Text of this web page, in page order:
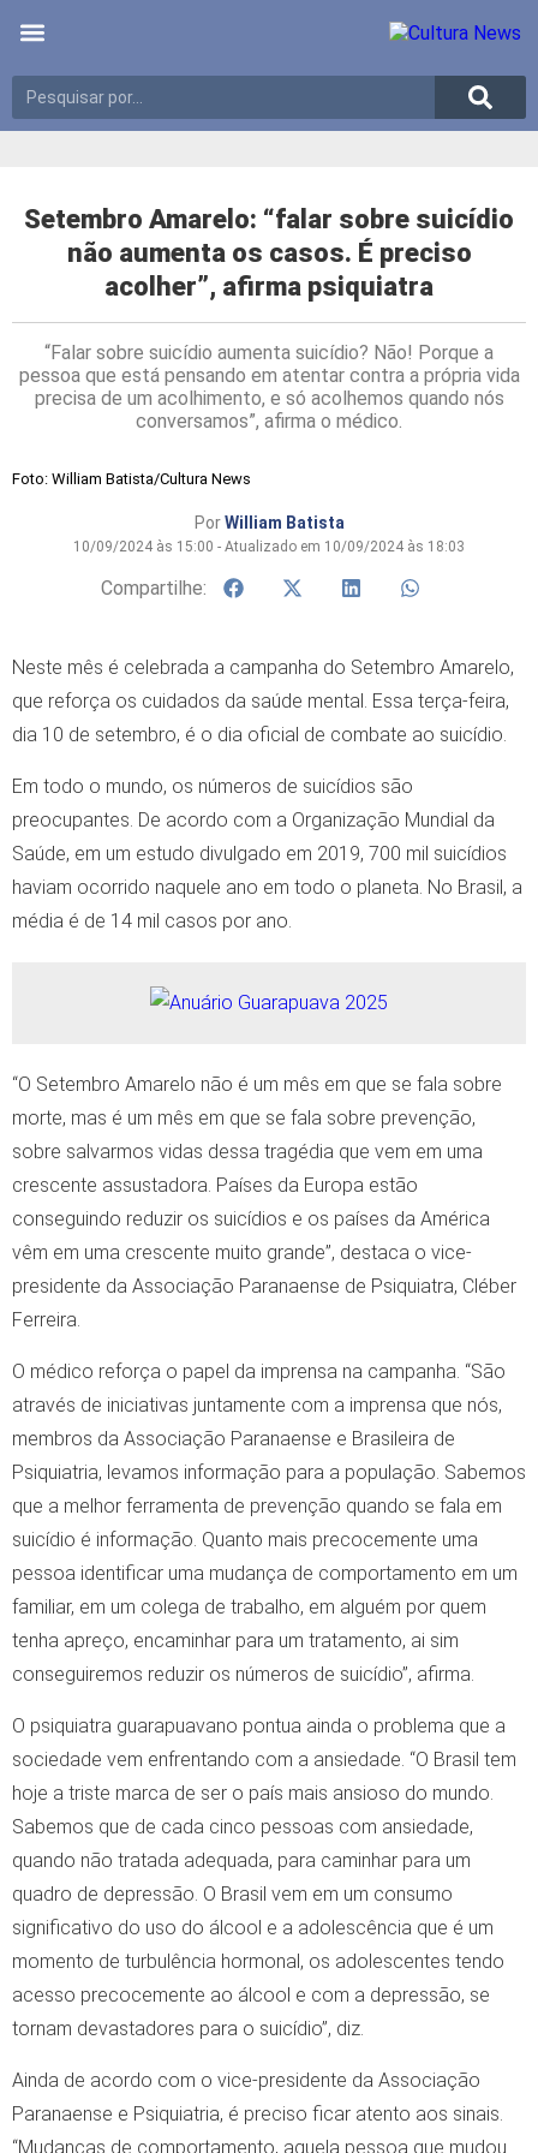
Setembro Amarelo: “falar sobre suicídio
não aumenta os casos. É preciso
acolher”, afirma psiquiatra
“Falar sobre suicídio aumenta suicídio? Não! Porque a
pessoa que está pensando em atentar contra a própria vida
precisa de um acolhimento, e só acolhemos quando nós
conversamos”, afirma o médico.
Foto: William Batista/Cultura News
PorWilliam Batista
10/09/2024 às 15:00 - Atualizado em 10/09/2024 às 18:03
Compartilhe:
Neste mês é celebrada a campanha do Setembro Amarelo,
que reforça os cuidados da saúde mental. Essa terça-feira,
dia 10 de setembro, é o dia oficial de combate ao suicídio.
Em todo o mundo, os números de suicídios são
preocupantes. De acordo com a Organização Mundial da
Saúde, em um estudo divulgado em 2019, 700 mil suicídios
haviam ocorrido naquele ano em todo o planeta. No Brasil, a
média é de 14 mil casos por ano.
“O Setembro Amarelo não é um mês em que se fala sobre
morte, mas é um mês em que se fala sobre prevenção,
sobre salvarmos vidas dessa tragédia que vem em uma
crescente assustadora. Países da Europa estão
conseguindo reduzir os suicídios e os países da América
vêm em uma crescente muito grande”, destaca o vice-
presidente da Associação Paranaense de Psiquiatra, Cléber
Ferreira.
O médico reforça o papel da imprensa na campanha. “São
através de iniciativas juntamente com a imprensa que nós,
membros da Associação Paranaense e Brasileira de
Psiquiatria, levamos informação para a população. Sabemos
que a melhor ferramenta de prevenção quando se fala em
suicídio é informação. Quanto mais precocemente uma
pessoa identificar uma mudança de comportamento em um
familiar, em um colega de trabalho, em alguém por quem
tenha apreço, encaminhar para um tratamento, ai sim
conseguiremos reduzir os números de suicídio”, afirma.
O psiquiatra guarapuavano pontua ainda o problema que a
sociedade vem enfrentando com a ansiedade. “O Brasil tem
hoje a triste marca de ser o país mais ansioso do mundo.
Sabemos que de cada cinco pessoas com ansiedade,
quando não tratada adequada, para caminhar para um
quadro de depressão. O Brasil vem em um consumo
significativo do uso do álcool e a adolescência que é um
momento de turbulência hormonal, os adolescentes tendo
acesso precocemente ao álcool e com a depressão, se
tornam devastadores para o suicídio”, diz.
Ainda de acordo com o vice-presidente da Associação
Paranaense e Psiquiatria, é preciso ficar atento aos sinais.
“Mudanças de comportamento, aquela pessoa que mudou